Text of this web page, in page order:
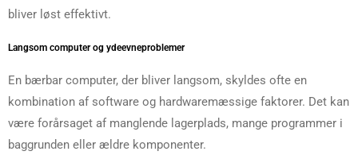
bliver løst effektivt.
Langsom computer og ydeevneproblemer
En bærbar computer, der bliver langsom, skyldes ofte en
kombination af software og hardwaremæssige faktorer. Det kan
være forårsaget af manglende lagerplads, mange programmer i
baggrunden eller ældre komponenter.